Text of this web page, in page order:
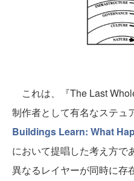
これは、『The Last
制作者として有名なステュ
Buildings Learn: What
において提唱した考え方で
異なるレイヤーが同時に存